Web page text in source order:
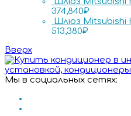
374,840₽
Шлюз Mitsubishi
513,380₽
Вверх
Мы в социальных сетях: